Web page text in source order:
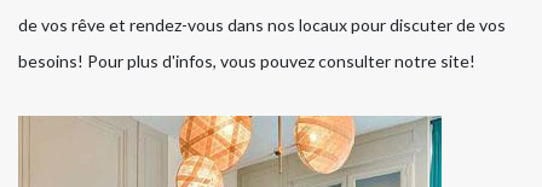
de vos rêve et rendez-vous dans nos locaux pour discuter de vos
besoins! Pour plus d'infos, vous pouvez consulter notre site!